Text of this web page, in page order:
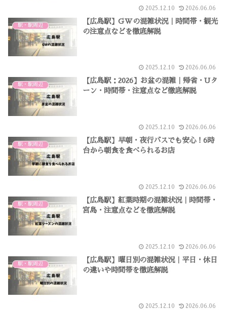
2025.12.10 2026.06.06
駅・駅周辺
【広島駅】GWの混雑状況｜時間帯・観光
の注意点などを徹底解説
2025.12.10 2026.06.06
駅・駅周辺
【広島駅：2026】お盆の混雑｜帰省・Uタ
ーン・時間帯・注意点など徹底解説
2025.12.10 2026.06.06
駅・駅周辺
【広島駅】早朝・夜行バスでも安心！6時
台から朝食を食べられるお店
2025.12.10 2026.06.06
駅・駅周辺
【広島駅】紅葉時期の混雑状況｜時間帯・
宮島・注意点などを徹底解説
2025.12.10 2026.06.06
駅・駅周辺
【広島駅】曜日別の混雑状況｜平日・休日
の違いや時間帯を徹底解説
2025.12.10 2026.06.06